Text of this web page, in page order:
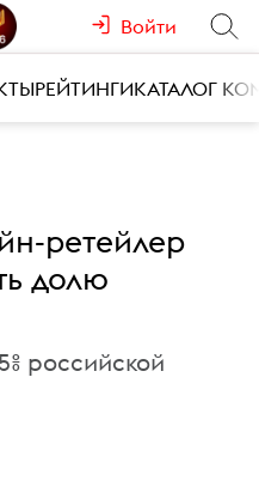
Войти
РЕЙТИНГИКАТАЛОГ
ретейлер
долю
российской